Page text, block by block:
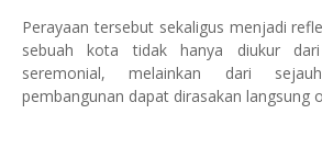
Perayaan tersebut sekaligus menjadi
sebuah kota tidak hanya diukur
seremonial, melainkan dari
pembangunan dapat dirasakan langsung